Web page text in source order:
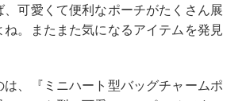
、可愛くて便利なポーチがたくさん展
ね。またまた気になるアイテムを発見
、『ミニハート型バッグチャームポ